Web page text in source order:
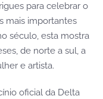
para celebrar o
mais importantes
século, esta mostra
de norte a sul, a
e artista.
oficial da Delta